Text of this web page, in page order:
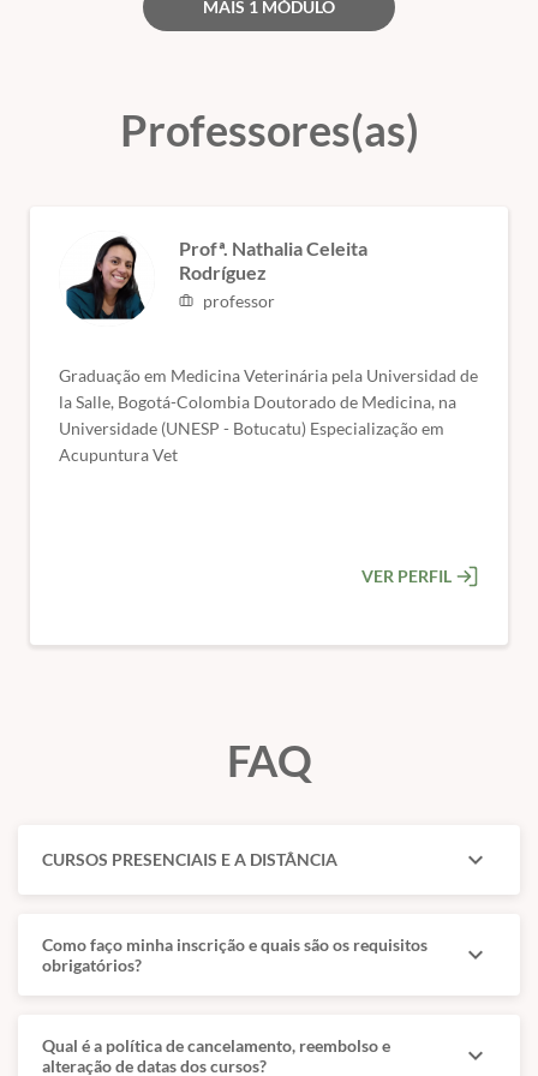
💻 Formato:100% online – estude onde e quando
MAIS 1 MÓDULO
Professores(as)
Profª. Nathalia Celeita
Rodríguez
professor
Graduação em Medicina Veterinária pela Universidad de
la Salle, Bogotá-Colombia Doutorado de Medicina, na
Universidade (UNESP - Botucatu) Especialização em
Acupuntura Vet
VER PERFIL
FAQ
CURSOS PRESENCIAIS E A DISTÂNCIA expand_more
Como faço minha inscrição e quais são os requisitos
obrigatórios?
expand_more
Qual é a política de cancelamento, reembolso e
alteração de datas dos cursos?
expand_more